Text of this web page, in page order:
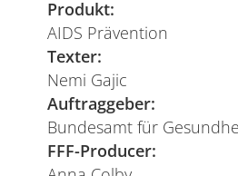
Produkt:
AIDS Prävention
Texter:
Nemi Gajic
Auftraggeber:
Bundesamt für
FFF-Producer: